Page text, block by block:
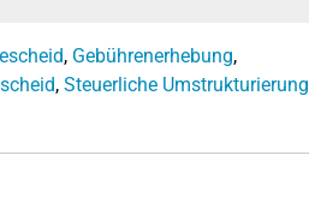
, Gebührenerhebung,
, Steuerliche Umstrukturierung